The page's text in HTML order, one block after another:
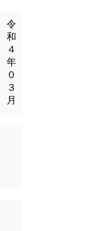
令
和
４
年
０
３
月